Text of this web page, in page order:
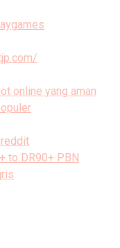
online yang aman
to DR90+ PBN